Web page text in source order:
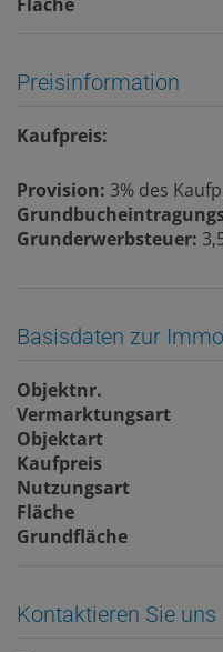
Preisinformation
Kaufpreis:
Provision: 3% des
Grunderwerbsteuer:
Basisdaten zur
Objektnr.
Vermarktungsart
Objektart
Kaufpreis
Nutzungsart
Fläche
Grundfläche
Kontaktieren Sie uns